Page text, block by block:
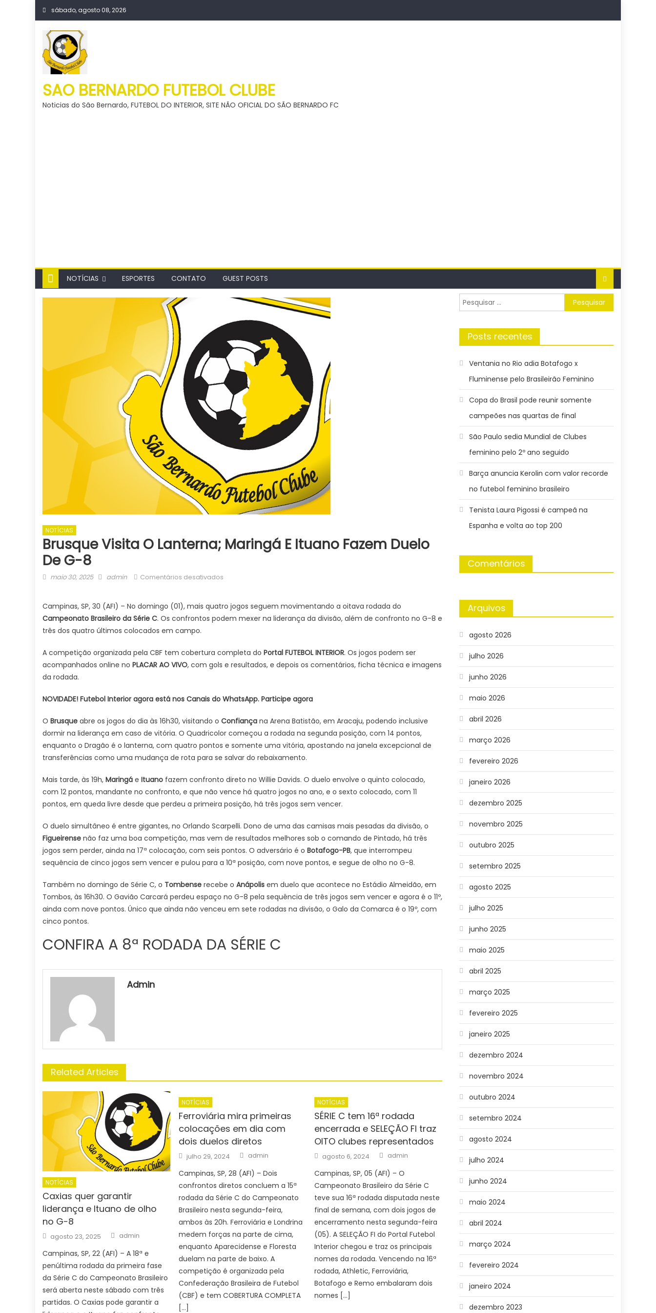
Skip
content
sábado, agosto 08, 2026
SAO BERNARDO FUTEBOL CLUBE
Noticias do São Bernardo, FUTEBOL DO INTERIOR, SITE NÃO OFICIAL DO SÃO BERNARDO FC
NOTÍCIAS ESPORTES CONTATO GUEST POSTS
NOTÍCIAS
Brusque Visita O Lanterna; Maringá E Ituano Fazem Duelo
De G-8
Posted
maio 30, 2025 Author
admin Comentários desativados
o
lanterna;
Ituano
fazem
G-
Campinas, SP, 30 (AFI) – No domingo (01), mais quatro jogos seguem movimentando a oitava rodada do
Campeonato Brasileiro da Série C. Os confrontos podem mexer na liderança da divisão, além de confronto no G-8 e
três dos quatro últimos colocados em campo.
A competição organizada pela CBF tem cobertura completa do Portal FUTEBOL INTERIOR. Os jogos podem ser
acompanhados online no PLACAR AO VIVO, com gols e resultados, e depois os comentários, ficha técnica e imagens
da rodada.
NOVIDADE! Futebol Interior agora está nos Canais do WhatsApp. Participe agora
O Brusque abre os jogos do dia às 16h30, visitando o Confiança na Arena Batistão, em Aracaju, podendo inclusive
dormir na liderança em caso de vitória. O Quadricolor começou a rodada na segunda posição, com 14 pontos,
enquanto o Dragão é o lanterna, com quatro pontos e somente uma vitória, apostando na janela excepcional de
transferências como uma mudança de rota para se salvar do rebaixamento.
Mais tarde, às 19h, Maringá e Ituano fazem confronto direto no Willie Davids. O duelo envolve o quinto colocado,
com 12 pontos, mandante no confronto, e que não vence há quatro jogos no ano, e o sexto colocado, com 11
pontos, em queda livre desde que perdeu a primeira posição, há três jogos sem vencer.
O duelo simultâneo é entre gigantes, no Orlando Scarpelli. Dono de uma das camisas mais pesadas da divisão, o
Figueirense não faz uma boa competição, mas vem de resultados melhores sob o comando de Pintado, há três
jogos sem perder, ainda na 17ª colocação, com seis pontos. O adversário é o Botafogo-PB, que interrompeu
sequência de cinco jogos sem vencer e pulou para a 10ª posição, com nove pontos, e segue de olho no G-8.
Também no domingo de Série C, o Tombense recebe o Anápolis em duelo que acontece no Estádio Almeidão, em
Tombos, às 16h30. O Gavião Carcará perdeu espaço no G-8 pela sequência de três jogos sem vencer e agora é o 11º,
ainda com nove pontos. Único que ainda não venceu em sete rodadas na divisão, o Galo da Comarca é o 19º, com
cinco pontos.
CONFIRA A 8ª RODADA DA SÉRIE C
Admin
Related Articles
NOTÍCIAS
Caxias quer garantir
liderança e Ituano de olho
no G-8
Posted
on
agosto 23, 2025 Author
admin
Campinas, SP, 22 (AFI) – A 18ª e
penúltima rodada da primeira fase
da Série C do Campeonato Brasileiro
será aberta neste sábado com três
partidas. O Caxias pode garantir a
NOTÍCIAS
Ferroviária mira primeiras
colocações em dia com
dois duelos diretos
Posted
on
julho 29, 2024 Author
admin
Campinas, SP, 28 (AFI) – Dois
confrontos diretos concluem a 15ª
rodada da Série C do Campeonato
Brasileiro nesta segunda-feira,
ambos às 20h. Ferroviária e Londrina
medem forças na parte de cima,
enquanto Aparecidense e Floresta
duelam na parte de baixo. A
competição é organizada pela
Confederação Brasileira de Futebol
(CBF) e tem COBERTURA COMPLETA
[…]
NOTÍCIAS
SÉRIE C tem 16ª rodada
encerrada e SELEÇÃO FI traz
OITO clubes representados
Posted
on
agosto 6, 2024 Author
admin
Campinas, SP, 05 (AFI) – O
Campeonato Brasileiro da Série C
teve sua 16ª rodada disputada neste
final de semana, com dois jogos de
encerramento nesta segunda-feira
(05). A SELEÇÃO FI do Portal Futebol
Interior chegou e traz os principais
nomes da rodada. Vencendo na 16ª
rodada, Athletic, Ferroviária,
Botafogo e Remo embalaram dois
nomes […]
Pesquisar
por:
Posts recentes
Ventania no Rio adia Botafogo x
Fluminense pelo Brasileirão Feminino
Copa do Brasil pode reunir somente
campeões nas quartas de final
São Paulo sedia Mundial de Clubes
feminino pelo 2º ano seguido
Barça anuncia Kerolin com valor recorde
no futebol feminino brasileiro
Tenista Laura Pigossi é campeã na
Espanha e volta ao top 200
Comentários
Arquivos
agosto 2026
julho 2026
junho 2026
maio 2026
abril 2026
março 2026
fevereiro 2026
janeiro 2026
dezembro 2025
novembro 2025
outubro 2025
setembro 2025
agosto 2025
julho 2025
junho 2025
maio 2025
abril 2025
março 2025
fevereiro 2025
janeiro 2025
dezembro 2024
novembro 2024
outubro 2024
setembro 2024
agosto 2024
julho 2024
junho 2024
maio 2024
abril 2024
março 2024
fevereiro 2024
janeiro 2024
dezembro 2023